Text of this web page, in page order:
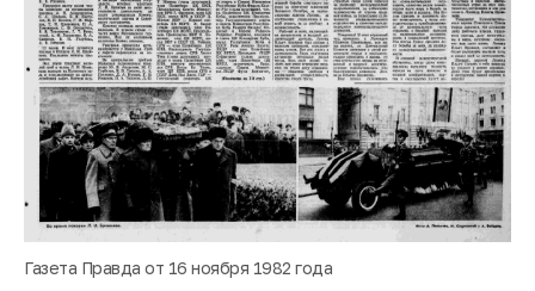
Газета Правда от 16 ноября 1982 года